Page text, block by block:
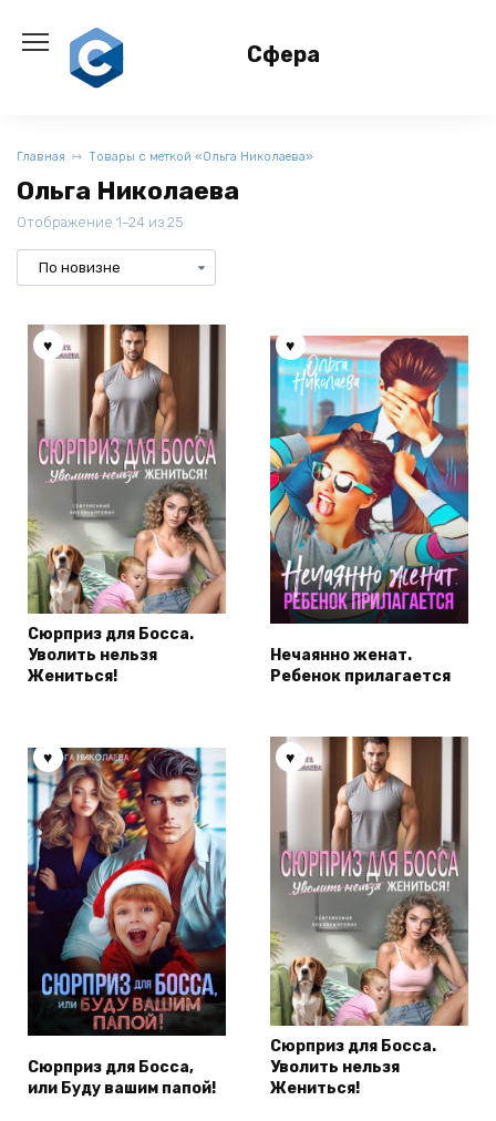
содержанию
Сфера
Главная Товары с меткой «Ольга Николаева»
Ольга Николаева
Отображение 1–24 из 25
Сюрприз для Босса.
Уволить нельзя
Жениться!
Нечаянно женат.
Ребенок прилагается
Сюрприз для Босса,
или Буду вашим папой!
Сюрприз для Босса.
Уволить нельзя
Жениться!